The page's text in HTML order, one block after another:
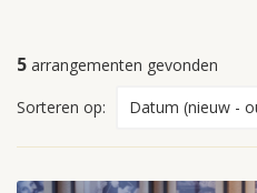
5 arrangementen gevonden
Sorteren op: